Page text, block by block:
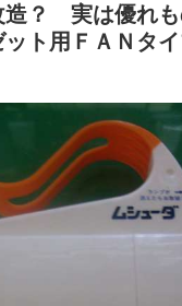
造？ 実は優れも
ット用ＦＡＮタ